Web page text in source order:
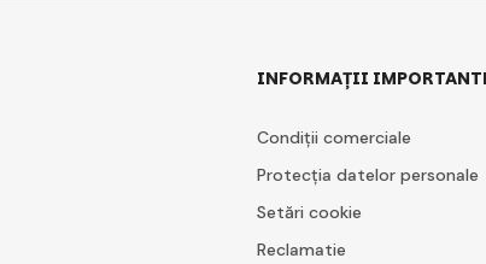
INFORMAȚII
Condiții comerciale
Protecția datelor personale
Setări cookie
Reclamatie